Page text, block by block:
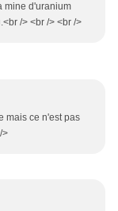
mine d'uranium
/> <br /> <br />
mais ce n'est pas
>